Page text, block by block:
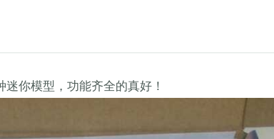
你模型，功能齐全的真好！